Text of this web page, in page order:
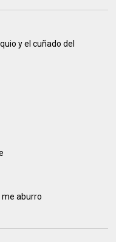
y el cuñado del
me aburro